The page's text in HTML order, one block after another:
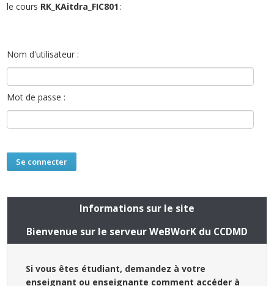
le cours RK_KAitdra_FIC801 :
Nom d'utilisateur :
Mot de passe :
Informations sur le site
Bienvenue sur le serveur WeBWorK du CCDMD
Si vous êtes étudiant, demandez à votre
enseignant ou enseignante comment accéder à